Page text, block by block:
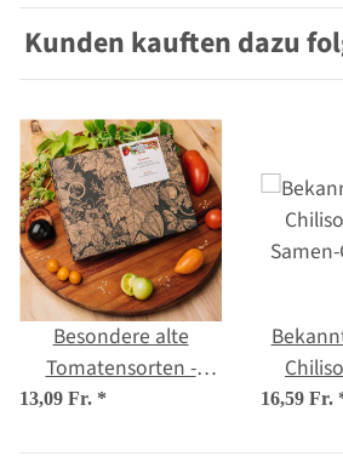
Kunden kauften dazu
Besondere alte
Tomatensorten -
Samen-Geschenkset
13,09 Fr. *
Samen-
16,59 Fr.